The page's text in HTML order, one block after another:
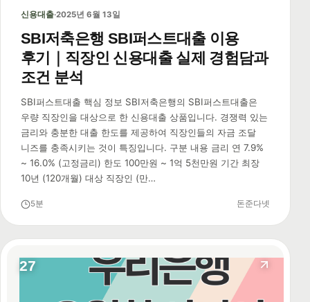
신용대출·2025년 6월 13일
SBI저축은행 SBI퍼스트대출 이용
후기｜직장인 신용대출 실제 경험담과
조건 분석
SBI퍼스트대출 핵심 정보 SBI저축은행의 SBI퍼스트대출은
우량 직장인을 대상으로 한 신용대출 상품입니다. 경쟁력 있는
금리와 충분한 대출 한도를 제공하여 직장인들의 자금 조달
니즈를 충족시키는 것이 특징입니다. 구분 내용 금리 연 7.9%
~ 16.0% (고정금리) 한도 100만원 ~ 1억 5천만원 기간 최장
10년 (120개월) 대상 직장인 (만…
5분 돈준다넷
27